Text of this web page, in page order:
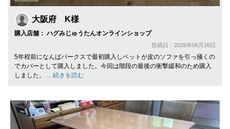
大阪府 K様
購入店舗： ハグみじゅうたんオンラインショップ
投稿日：2026年06月26日
5年程前になんばパークスで最初購入しペットが皮のソファを引っ掻くの
でカバーとして購入しました。今回は階段の最後の衝撃緩和のため購入
しました。 …続きを読む